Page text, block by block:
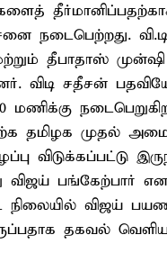
நடைபெற்றது.
தீபாதாஸ்
விடி சதீசன்
தமிழக முதல்
விடுக்கப்பட்டு
பங்கேற்பார் என
நிலையில் விஜய்
தகவல்